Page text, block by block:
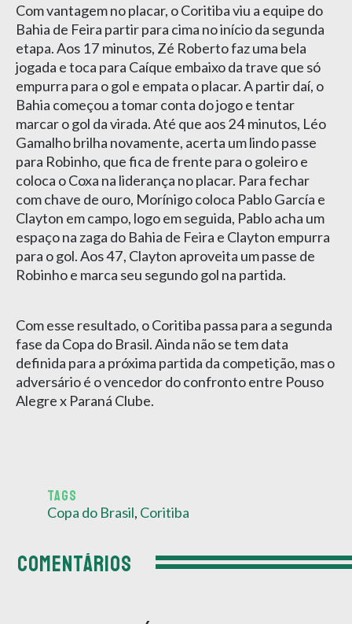
Com vantagem no placar, o Coritiba viu a equipe do
Bahia de Feira partir para cima no início da segunda
etapa. Aos 17 minutos, Zé Roberto faz uma bela
jogada e toca para Caíque embaixo da trave que só
empurra para o gol e empata o placar. A partir daí, o
Bahia começou a tomar conta do jogo e tentar
marcar o gol da virada. Até que aos 24 minutos, Léo
Gamalho brilha novamente, acerta um lindo passe
para Robinho, que fica de frente para o goleiro e
coloca o Coxa na liderança no placar. Para fechar
com chave de ouro, Morínigo coloca Pablo García e
Clayton em campo, logo em seguida, Pablo acha um
espaço na zaga do Bahia de Feira e Clayton empurra
para o gol. Aos 47, Clayton aproveita um passe de
Robinho e marca seu segundo gol na partida.
Com esse resultado, o Coritiba passa para a segunda
fase da Copa do Brasil. Ainda não se tem data
definida para a próxima partida da competição, mas o
adversário é o vencedor do confronto entre Pouso
Alegre x Paraná Clube.
TAGS
Copa do Brasil, Coritiba
COMENTÁRIOS